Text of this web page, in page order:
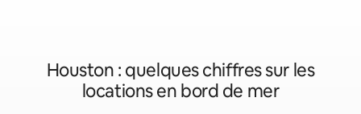
Houston : quelques chiffres sur les
locations en bord de mer